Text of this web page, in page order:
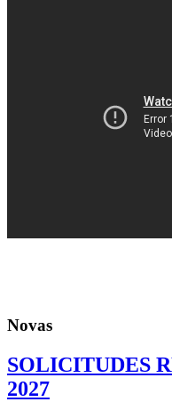
Novas
SOLICITUDES
2027